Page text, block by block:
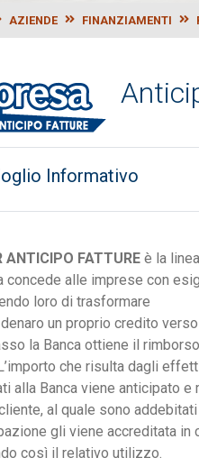
AZIENDE FINANZIAMENTI
Informativo
ANTICIPO FATTURE è la
concede alle imprese con
loro di trasformare
un proprio credito verso
la Banca ottiene il
che risulta dagli
alla Banca viene anticipato e
al quale sono
gli viene accreditata in
così il relativo utilizzo.